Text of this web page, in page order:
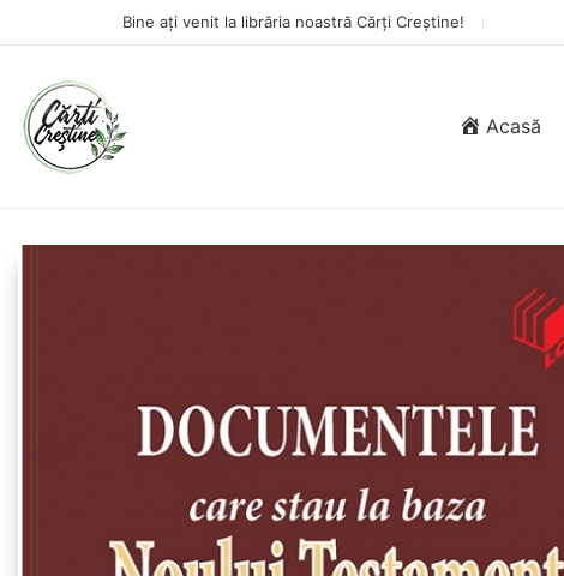
Bine ați venit la librăria noastră Cărți Creștine!
Acasă